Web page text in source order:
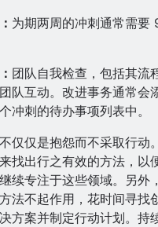
为期两周的冲刺通常需要
团队自我检查，包括其流
队互动。改进事务通常会
冲刺的待办事项列表中。
仅仅是抱怨而不采取行动
找出行之有效的方法，以
续专注于这些领域。另外
法不起作用，花时间寻找
方案并制定行动计划。持